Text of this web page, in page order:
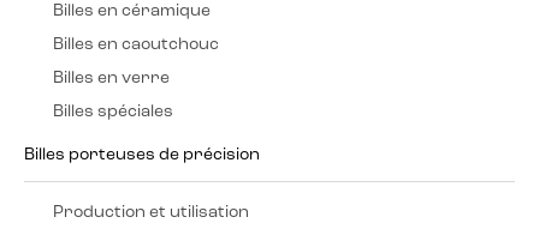
Billes en céramique
Billes en caoutchouc
Billes en verre
Billes spéciales
Billes porteuses de précision
Production et utilisation